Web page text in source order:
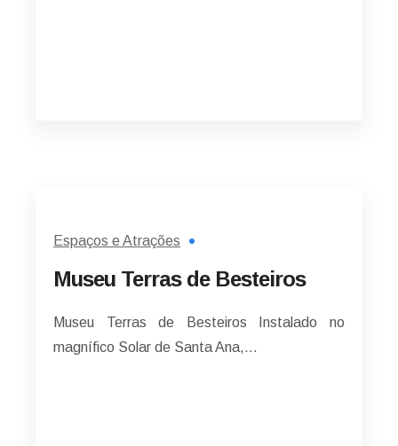
Espaços e Atrações
Museu Terras de Besteiros
Museu Terras de Besteiros Instalado no
magnífico Solar de Santa Ana,…